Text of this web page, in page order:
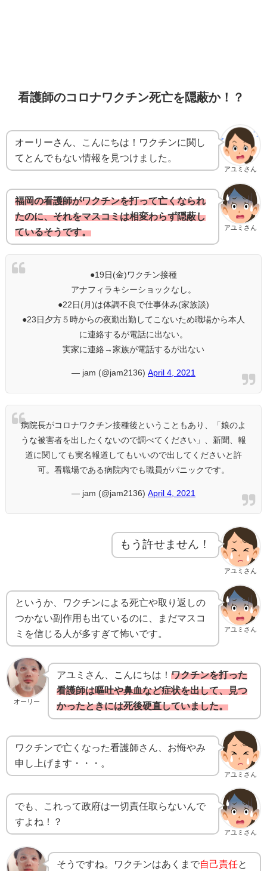
看護師のコロナワクチン死亡を隠蔽か！？
アユミさん
オーリーさん、こんにちは！ワクチンに関し
てとんでもない情報を見つけました。
アユミさん
福岡の看護師がワクチンを打って亡くなられ
たのに、それをマスコミは相変わらず隠蔽し
ているそうです。
●19日(金)ワクチン接種
アナフィラキシーショックなし。
●22日(月)は体調不良で仕事休み(家族談)
●23日夕方５時からの夜勤出勤してこないため職場から本人
に連絡するが電話に出ない。
実家に連絡→家族が電話するが出ない
— jam (@jam2136) April 4, 2021
病院長がコロナワクチン接種後ということもあり、「娘のよ
うな被害者を出したくないので調べてください」、新聞、報
道に関しても実名報道してもいいので出してくださいと許
可。看職場である病院内でも職員がパニックです。
— jam (@jam2136) April 4, 2021
アユミさん
もう許せません！
アユミさん
というか、ワクチンによる死亡や取り返しの
つかない副作用も出ているのに、まだマスコ
ミを信じる人が多すぎて怖いです。
オーリー
アユミさん、こんにちは！ ワクチンを打った
看護師は嘔吐や鼻血など症状を出して、見つ
かったときには死後硬直していました。
アユミさん
ワクチンで亡くなった看護師さん、お悔やみ
申し上げます・・・。
アユミさん
でも、これって政府は一切責任取らないんで
すよね！？
そうですね。ワクチンはあくまで自己責任と